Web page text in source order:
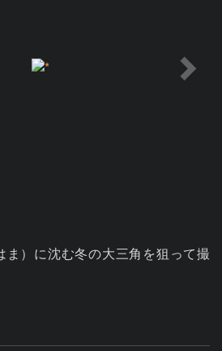
ま）に沈む冬の大三角を狙って撮